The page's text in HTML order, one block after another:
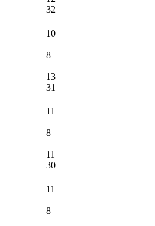
32
10
8
13
31
11
8
11
30
11
8